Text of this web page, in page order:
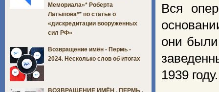
Вся
они
1939 году.
Мемориала»* Роберта
Латыпова** по статье о
«дискредитации вооруженных
сил РФ»
Возвращение имён - Пермь -
2024. Несколько слов об итогах